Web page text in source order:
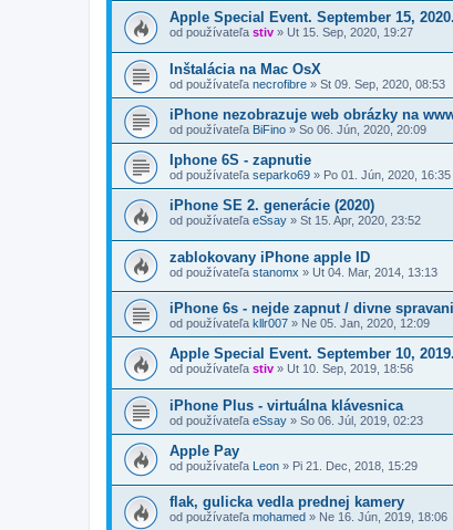
Apple Special Event. September 15, 2020.
od používateľa stiv » Ut 15. Sep, 2020, 19:27
Inštalácia na Mac OsX
od používateľa necrofibre » St 09. Sep, 2020, 08:53
iPhone nezobrazuje web obrázky na
od používateľa BiFino » So 06. Jún, 2020, 20:09
Iphone 6S - zapnutie
od používateľa separko69 » Po 01. Jún, 2020, 16:35
iPhone SE 2. generácie (2020)
od používateľa eSsay » St 15. Apr, 2020, 23:52
zablokovany iPhone apple ID
od používateľa stanomx » Ut 04. Mar, 2014, 13:13
iPhone 6s - nejde zapnut / divne
od používateľa kllr007 » Ne 05. Jan, 2020, 12:09
Apple Special Event. September 10, 2019.
od používateľa stiv » Ut 10. Sep, 2019, 18:56
iPhone Plus - virtuálna klávesnica
od používateľa eSsay » So 06. Júl, 2019, 02:23
Apple Pay
od používateľa Leon » Pi 21. Dec, 2018, 15:29
flak, gulicka vedla prednej kamery
od používateľa mohamed » Ne 16. Jún, 2019, 18:06